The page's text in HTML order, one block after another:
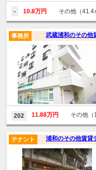
- 10.8万円 その他（41.4
武蔵浦和のその他
事務所
202 11.88万円 その他（
浦和のその他賃貸
テナント